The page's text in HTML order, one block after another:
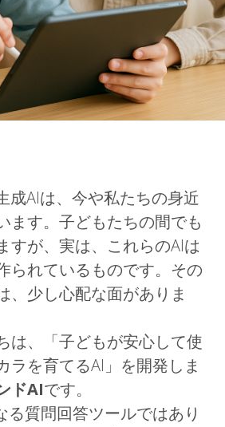
成AIは、今や私たちの身近
ます。子どもたちの間でも
すが、実は、これらのAIは
られているものです。その
、少し心配な面がありま
は、「子どもが安心して使
ラを育てるAI」を開発しま
ドAIです。
る質問回答ツールではあり